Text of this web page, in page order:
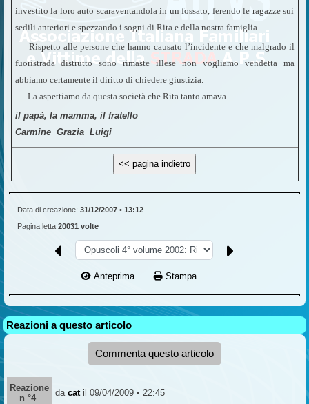
investito la loro auto scaraventandola in un fossato, ferendo le ragazze sui
sedili anteriori e spezzando i sogni di Rita e della nostra famiglia.
Rispetto alle persone che hanno causato l’incidente e che malgrado il
fuoristrada distrutto sono rimaste illese non vogliamo vendetta ma
abbiamo certamente il diritto di chiedere giustizia.
La aspettiamo da questa società che Rita tanto amava.
il papà, la mamma, il fratello
Carmine  Grazia  Luigi
Data di creazione: 31/12/2007 • 13:12
Pagina letta 20031 volte
Anteprima ... Stampa ...
Reazioni a questo articolo
Commenta questo articolo
Reazione
n °4
da cat il 09/04/2009 • 22:45